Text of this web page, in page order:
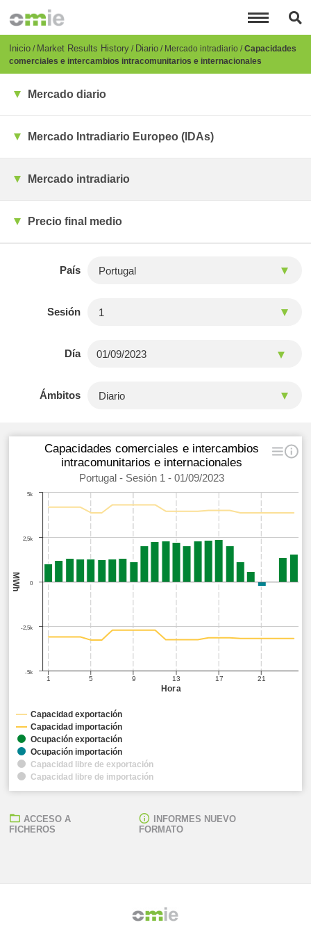
principal
Breadcrumb
Inicio Market Results History Diario Mercado intradiario Capacidades
comerciales e intercambios intracomunitarios e internacionales
Mercado diario
Mercado Intradiario Europeo (IDAs)
Mercado intradiario
Precio final medio
País
Sesión
Día
Ámbitos
Hora
MWh
Capacidades comerciales e intercambios
intracomunitarios e internacionales
Portugal - Sesión 1 - 01/09/2023
1 5 9 13 17 21
0
-5k
-2,5k
2,5k
5k
Capacidad exportación
Capacidad importación
Ocupación exportación
Ocupación importación
Capacidad libre de exportación
Capacidad libre de importación
ACCESO A
FICHEROS
INFORMES NUEVO
FORMATO